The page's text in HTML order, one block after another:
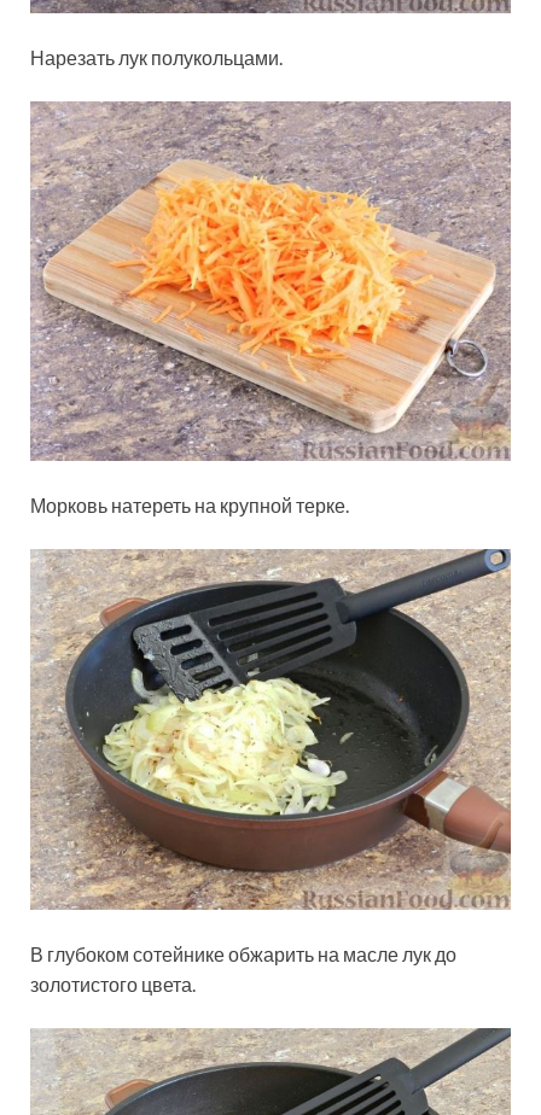
Нарезать лук полукольцами.
Морковь натереть на крупной терке.
В глубоком сотейнике обжарить на масле лук до
золотистого цвета.